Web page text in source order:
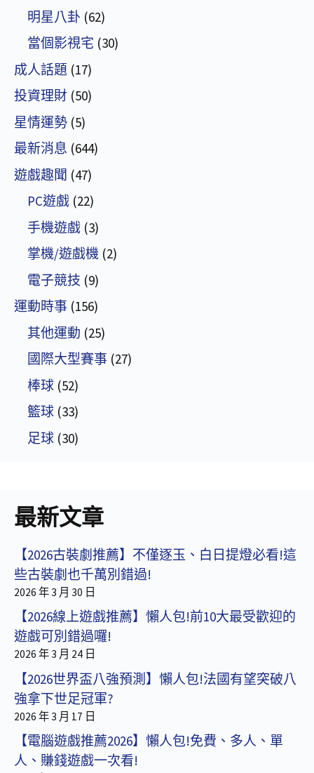
明星八卦 (62)
當個影視宅 (30)
成人話題 (17)
投資理財 (50)
星情運勢 (5)
最新消息 (644)
遊戲趣聞 (47)
PC遊戲 (22)
手機遊戲 (3)
掌機/遊戲機 (2)
電子競技 (9)
運動時事 (156)
其他運動 (25)
國際大型賽事 (27)
棒球 (52)
籃球 (33)
足球 (30)
最新文章
【2026古裝劇推薦】不僅逐玉、白日提燈必看!這
些古裝劇也千萬別錯過!
2026 年 3 月 30 日
【2026線上遊戲推薦】懶人包!前10大最受歡迎的
遊戲可別錯過囉!
2026 年 3 月 24 日
【2026世界盃八強預測】懶人包!法國有望突破八
強拿下世足冠軍?
2026 年 3 月 17 日
【電腦遊戲推薦2026】懶人包!免費、多人、單
人、賺錢遊戲一次看!